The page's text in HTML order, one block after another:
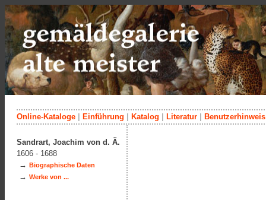
Online-Kataloge Einführung Katalog Literatur Benutzerhinweis
Sandrart, Joachim von d. Ä.
1606 - 1688
→ Biographische Daten
→ Werke von ...